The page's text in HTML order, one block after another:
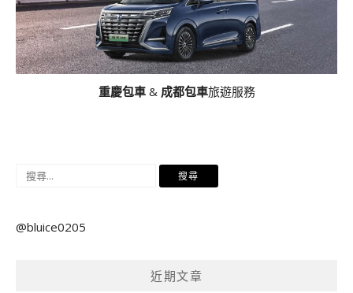
重慶包車& 成都包車旅遊服務
搜
鍵
@bluice0205
近期文章